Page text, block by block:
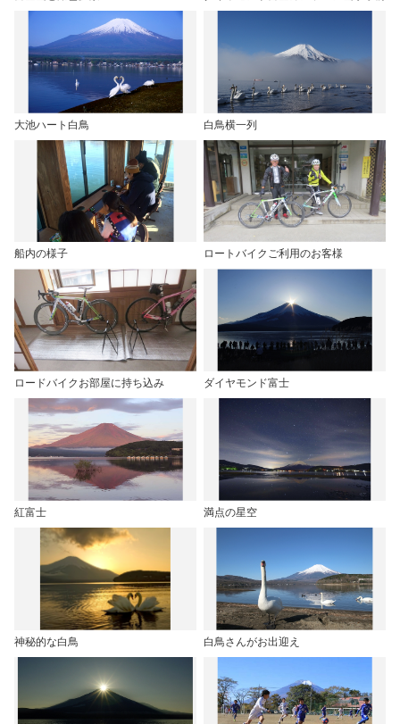
大池ハート白鳥 白鳥横一列
船内の様子 ロートバイクご利用のお客様
ロードバイクお部屋に持ち込み ダイヤモンド富士
紅富士 満点の星空
神秘的な白鳥 白鳥さんがお出迎え